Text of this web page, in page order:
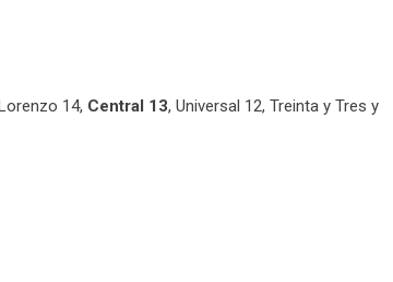
14, Central 13, Universal 12, Treinta y Tres y